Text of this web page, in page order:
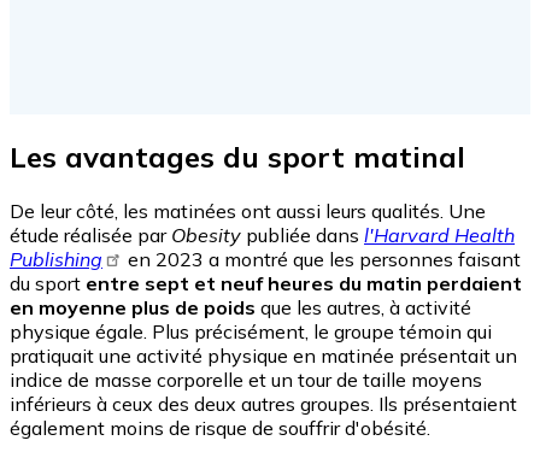
Les avantages du sport matinal
De leur côté, les matinées ont aussi leurs qualités. Une
étude réalisée par Obesity publiée dans l'Harvard Health
Publishing
en 2023 a montré que les personnes faisant
du sport entre sept et neuf heures du matin perdaient
en moyenne plus de poids que les autres, à activité
physique égale. Plus précisément, le groupe témoin qui
pratiquait une activité physique en matinée présentait un
indice de masse corporelle et un tour de taille moyens
inférieurs à ceux des deux autres groupes. Ils présentaient
également moins de risque de souffrir d'obésité.